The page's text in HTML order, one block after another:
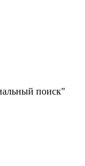
поиск"